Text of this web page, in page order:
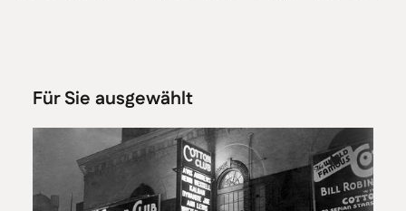
vorgestellt, unter anderem in Berlin und in Zürich.
Ich habe immer mal wieder darüber nachgedacht, wie
man das Stück aufführen könnte, und wie das
manchmal so ist, bekam ich eines Tages einen Anruf
von Rüdiger Ruppert, der die Bigband der Deutschen
Oper leitet. Ich hab ihm von der Idee erzählt, und so
haben wir angefangen zu planen. Man braucht eine
Für Sie ausgewählt